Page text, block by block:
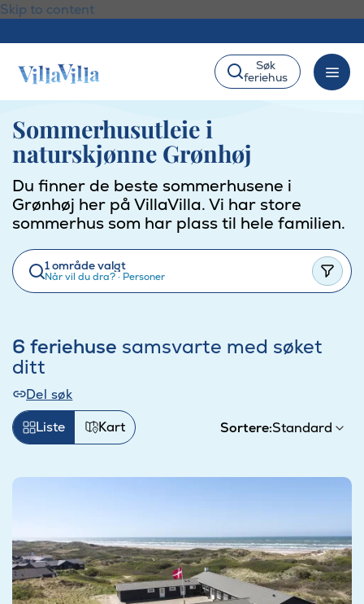
Skip to content
Søk
feriehus
Sommerhusutleie i
naturskjønne Grønhøj
Du finner de beste sommerhusene i
Grønhøj her på VillaVilla. Vi har store
sommerhus som har plass til hele familien.
1 område valgt
Når vil du dra?· Personer
6 feriehuse samsvarte med søket
ditt
Del søk
Sortere:
Liste Kart